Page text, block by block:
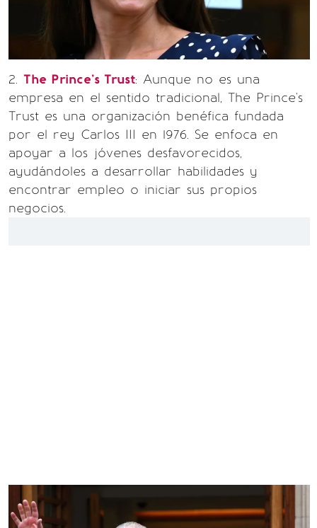
2. The Prince's Trust: Aunque no es una
empresa en el sentido tradicional, The Prince's
Trust es una organización benéfica fundada
por el rey Carlos III en 1976. Se enfoca en
apoyar a los jóvenes desfavorecidos,
ayudándoles a desarrollar habilidades y
encontrar empleo o iniciar sus propios
negocios.